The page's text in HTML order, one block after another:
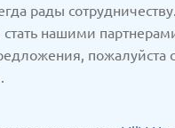
рады
стать нашими
пожалуйста